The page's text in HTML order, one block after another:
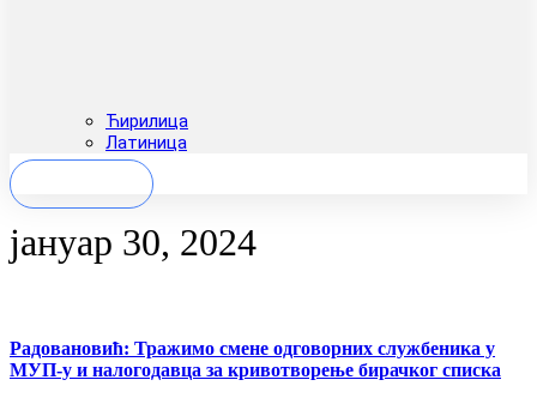
Ћирилица
Латиница
јануар 30, 2024
Радовановић: Тражимо смене одговорних службеника у
МУП-у и налогодавца за кривотворење бирачког списка